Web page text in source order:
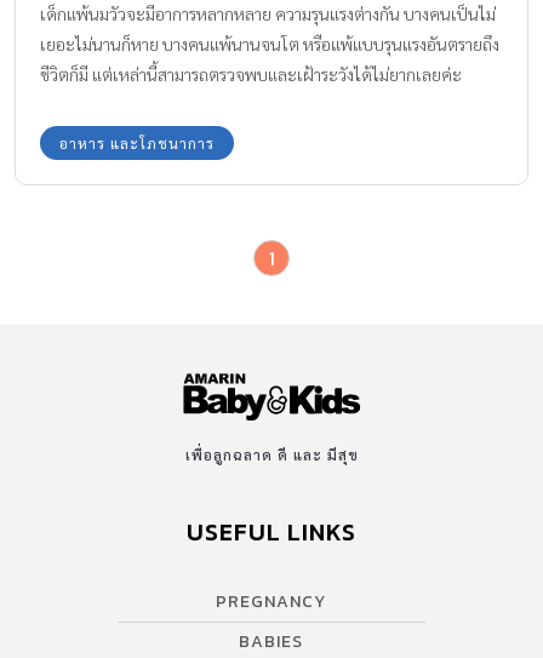
เด็กแพ้นมวัวจะมีอาการหลากหลาย ความรุนแรงต่างกัน บางคนเป็นไม่
เยอะไม่นานก็หาย บางคนแพ้นานจนโต หรือแพ้แบบรุนแรงอันตรายถึง
ชีวิตก็มี แต่เหล่านี้สามารถตรวจพบและเฝ้าระวังได้ไม่ยากเลยค่ะ
อาหาร และโภชนาการ
1
เพื่อลูกฉลาด ดี และ มีสุข
USEFUL LINKS
PREGNANCY
BABIES